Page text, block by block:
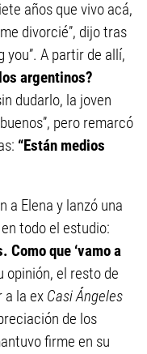
años que vivo acá,
divorcié”, dijo tras
you”. A partir de allí,
argentinos?
dudarlo, la joven
pero remarcó
“Están medios
a Elena y lanzó una
todo el estudio:
Como que ‘vamo a
opinión, el resto de
a la ex Casi Ángeles
de los
firme en su